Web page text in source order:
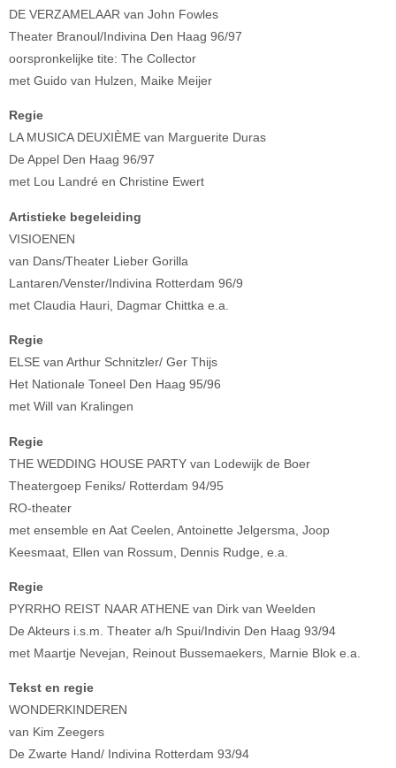
DE VERZAMELAAR van John Fowles
Theater Branoul/Indivina Den Haag 96/97
oorspronkelijke tite: The Collector
met Guido van Hulzen, Maike Meijer
Regie
LA MUSICA DEUXIÈME van Marguerite Duras
De Appel Den Haag 96/97
met Lou Landré en Christine Ewert
Artistieke begeleiding
VISIOENEN
van Dans/Theater Lieber Gorilla
Lantaren/Venster/Indivina Rotterdam 96/9
met Claudia Hauri, Dagmar Chittka e.a.
Regie
ELSE van Arthur Schnitzler/ Ger Thijs
Het Nationale Toneel Den Haag 95/96
met Will van Kralingen
Regie
THE WEDDING HOUSE PARTY van Lodewijk de Boer
Theatergoep Feniks/ Rotterdam 94/95
RO-theater
met ensemble en Aat Ceelen, Antoinette Jelgersma, Joop
Keesmaat, Ellen van Rossum, Dennis Rudge, e.a.
Regie
PYRRHO REIST NAAR ATHENE van Dirk van Weelden
De Akteurs i.s.m. Theater a/h Spui/Indivin Den Haag 93/94
met Maartje Nevejan, Reinout Bussemaekers, Marnie Blok e.a.
Tekst en regie
WONDERKINDEREN
van Kim Zeegers
De Zwarte Hand/ Indivina Rotterdam 93/94